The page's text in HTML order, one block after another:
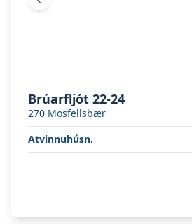
Fyrri mynd
Brúarfljót 22-24
270 Mosfellsbær
Atvinnuhúsn.